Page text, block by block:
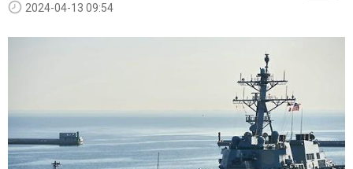
2024-04-13 09:54